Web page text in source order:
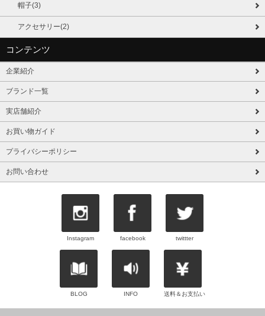
帽子(3)
アクセサリー(2)
コンテンツ
企業紹介
ブランド一覧
実店舗紹介
お買い物ガイド
プライバシーポリシー
お問い合わせ
Instagram facebook twittter
BLOG INFO 送料＆お支払い